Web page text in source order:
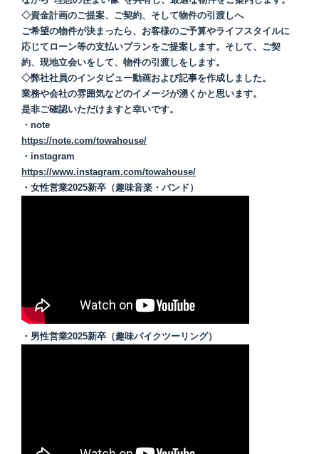
◇資金計画のご提案、ご契約、そして物件の引渡しへ
ご希望の物件が決まったら、お客様のご予算やライフスタイルに
応じてローン等の支払いプランをご提案します。そして、ご契
約、現地立会いをして、物件の引渡しをします。
◇弊社社員のインタビュー動画および記事を作成しました。
業務や会社の雰囲気などのイメージが湧くかと思います。
是非ご確認いただけますと幸いです。
・note
https://note.com/towahouse/
・instagram
https://www.instagram.com/towahouse/
・女性営業2025新卒（趣味音楽・バンド）
・男性営業2025新卒（趣味バイクツーリング）